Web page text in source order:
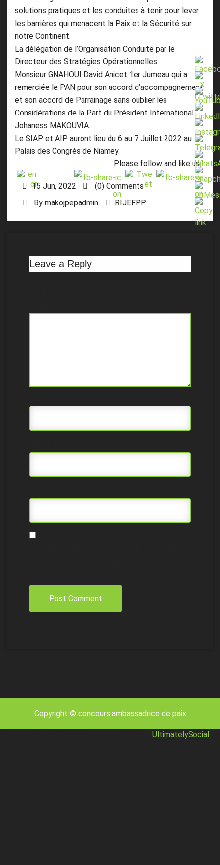
solutions pratiques et les conduites à tenir pour lever
les barrières qui menacent la Paix et la Sécurité sur
notre Continent.
La délégation de l’Organisation Conduite par le
Directeur des Stratégies Opérationnelles
Monsieur GNAHOUI David Anicet 1er Jumeau qui a
remerciée le PAN pour son accord d’accompagnement
et son accord de Parrainage sans oublier les
Considérations de la Part du Président International
Johaness MAKOUVIA.
Le SIAP et AIP auront lieu du 6 au 7 Juillet 2022 au
Palais des Congrès de Niamey.
Please follow and like us:
15 Jun, 2022
(0) Comments
By makojpepadmin RIJEFPP
Leave a Reply
Copyright © concours ambassadrice de paix
UltimatelySocial